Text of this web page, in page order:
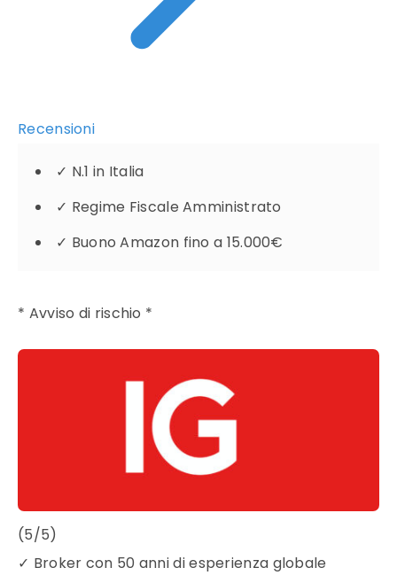
Recensioni
✓ N.1 in Italia
✓ Regime Fiscale Amministrato
✓ Buono Amazon fino a 15.000€
* Avviso di rischio *
(5/5)
✓ Broker con 50 anni di esperienza globale